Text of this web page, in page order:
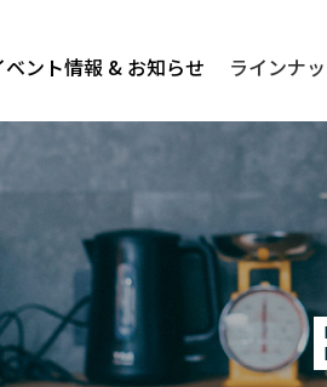
ベント情報 & お知らせ ラインナ